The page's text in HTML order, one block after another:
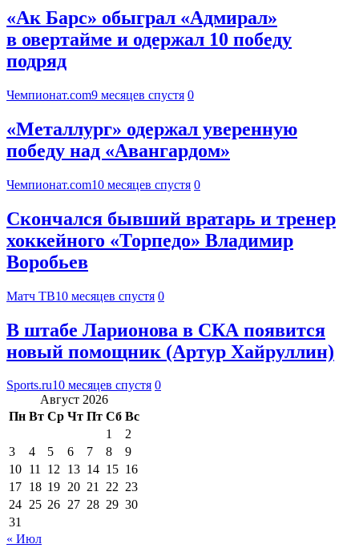
«Ак Барс» обыграл «Адмирал»
в овертайме и одержал 10 победу
подряд
Чемпионат.com9 месяцев спустя 0
«Металлург» одержал уверенную
победу над «Авангардом»
Чемпионат.com10 месяцев спустя 0
Скончался бывший вратарь и тренер
хоккейного «Торпедо» Владимир
Воробьев
Матч ТВ10 месяцев спустя 0
В штабе Ларионова в СКА появится
новый помощник (Артур Хайруллин)
Sports.ru10 месяцев спустя 0
Август 2026
Пн Вт Ср Чт Пт Сб Вс
1
2
3
4 5 6 7 8
9
10 11 12 13 14 15 16
17 18 19 20 21 22 23
24 25 26 27 28 29 30
31
« Июл